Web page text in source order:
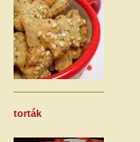
torták